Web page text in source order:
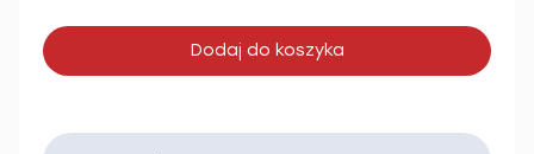
Dodaj do koszyka